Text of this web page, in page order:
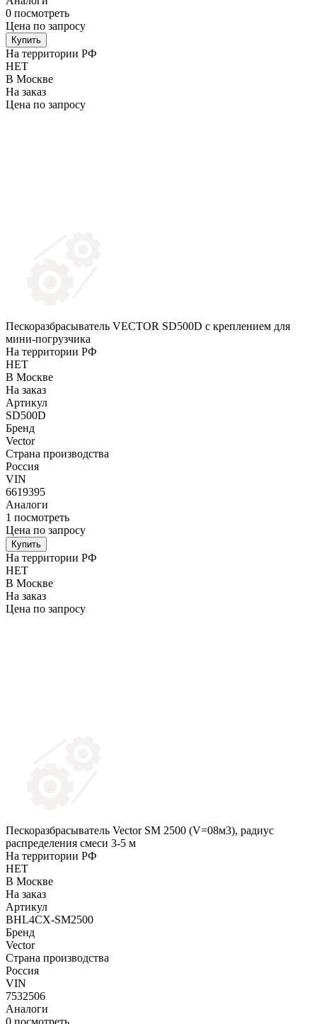
0 посмотреть
Цена по запросу
Купить
На территории РФ
НЕТ
В Москве
На заказ
Цена по запросу
Пескоразбрасыватель VECTOR SD500D с креплением для
мини-погрузчика
На территории РФ
НЕТ
В Москве
На заказ
Артикул
SD500D
Бренд
Vector
Страна производства
Россия
VIN
6619395
Аналоги
1 посмотреть
Цена по запросу
Купить
На территории РФ
НЕТ
В Москве
На заказ
Цена по запросу
Пескоразбрасыватель Vector SM 2500 (V=08м3), радиус
распределения смеси 3-5 м
На территории РФ
НЕТ
В Москве
На заказ
Артикул
BHL4CX-SM2500
Бренд
Vector
Страна производства
Россия
VIN
7532506
Аналоги
0 посмотреть